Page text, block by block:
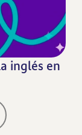
inglés en